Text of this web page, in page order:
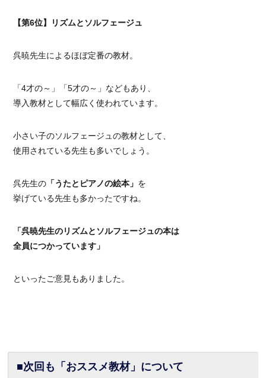
【第6位】リズムとソルフェージュ
呉暁先生によるほぼ定番の教材。
「4才の～」「5才の～」などもあり、
導入教材として幅広く使われています。
小さい子のソルフェージュの教材として、
使用されている先生も多いでしょう。
呉先生の「うたとピアノの絵本」 を
挙げている先生も多かったですね。
「呉暁先生のリズムとソルフェージュの本は
全員につかっています」
といったご意見もありました。
■次回も「おススメ教材」について